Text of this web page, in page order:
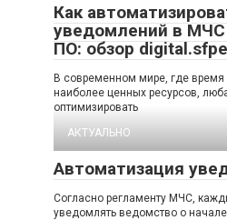
Как
уведомлений в
ПО: обзор digital.sfpe
В современном мире, где время
наиболее ценных ресурсов,
оптимизировать
АКТУАЛЬНО
Автоматизация
Согласно регламенту МЧС,
уведомлять ведомство о